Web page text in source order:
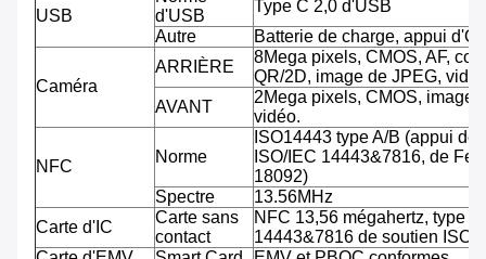
USB
d'USB
Type C 2,0 d'USB
Autre
Batterie de charge, appui
Caméra
ARRIÈRE
8Mega pixels, CMOS, AF,
QR/2D, image de JPEG,
AVANT
2Mega pixels, CMOS, image
vidéo.
NFC
Norme
ISO14443 type A/B (appui de
ISO/IEC 14443&7816, de
18092)
Spectre
13.56MHz
Carte d'IC
Carte sans
contact
NFC 13,56 mégahertz, type
14443&7816 de soutien ISO/